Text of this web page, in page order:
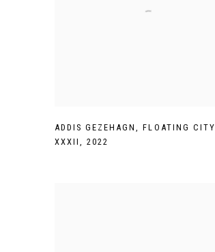
ADDIS GEZEHAGN,FLOATING CITY
XXXII,2022